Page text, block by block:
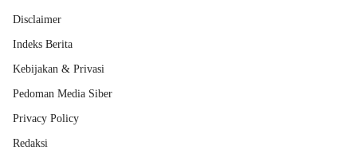
Disclaimer
Indeks Berita
Kebijakan & Privasi
Pedoman Media Siber
Privacy Policy
Redaksi